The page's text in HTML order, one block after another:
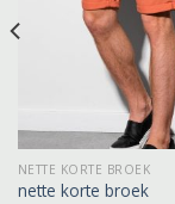
NETTE KORTE BROEK
nette korte broek